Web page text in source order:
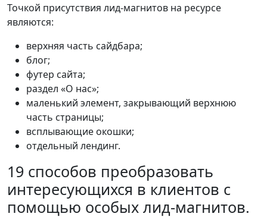
Точкой присутствия лид-магнитов на ресурсе
являются:
верхняя часть сайдбара;
блог;
футер сайта;
раздел «О нас»;
маленький элемент, закрывающий верхнюю
часть страницы;
всплывающие окошки;
отдельный лендинг.
19 способов преобразовать
интересующихся в клиентов с
помощью особых лид-магнитов.